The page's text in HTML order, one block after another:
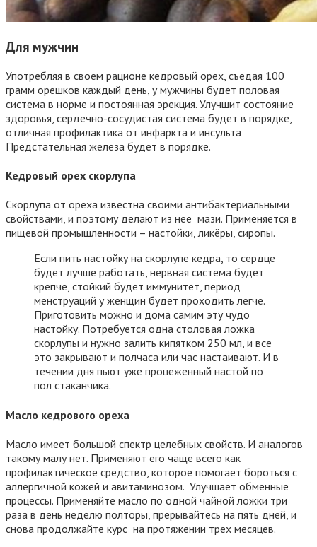
Для мужчин
Употребляя в своем рационе кедровый орех, съедая 100
грамм орешков каждый день, у мужчины будет половая
система в норме и постоянная эрекция. Улучшит состояние
здоровья, сердечно-сосудистая система будет в порядке,
отличная профилактика от инфаркта и инсульта
Предстательная железа будет в порядке.
Кедровый орех скорлупа
Скорлупа от ореха известна своими антибактериальными
свойствами, и поэтому делают из нее мази. Применяется в
пищевой промышленности – настойки, ликёры, сиропы.
Если пить настойку на скорлупе кедра, то сердце
будет лучше работать, нервная система будет
крепче, стойкий будет иммунитет, период
менструаций у женщин будет проходить легче.
Приготовить можно и дома самим эту чудо
настойку. Потребуется одна столовая ложка
скорлупы и нужно залить кипятком 250 мл, и все
это закрывают и полчаса или час настаивают. И в
течении дня пьют уже процеженный настой по
пол стаканчика.
Масло кедрового ореха
Масло имеет большой спектр целебных свойств. И аналогов
такому малу нет. Применяют его чаще всего как
профилактическое средство, которое помогает бороться с
аллергичной кожей и авитаминозом. Улучшает обменные
процессы. Применяйте масло по одной чайной ложки три
раза в день неделю полторы, прерывайтесь на пять дней, и
снова продолжайте курс на протяжении трех месяцев.